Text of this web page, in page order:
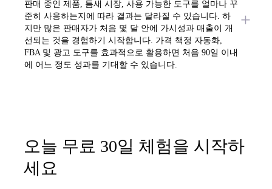
판매 중인 제품, 틈새 시장, 사용 가능한 도구를 얼마나 꾸
준히 사용하는지에 따라 결과는 달라질 수 있습니다. 하
지만 많은 판매자가 처음 몇 달 안에 가시성과 매출이 개
선되는 것을 경험하기 시작합니다. 가격 책정 자동화,
FBA 및 광고 도구를 효과적으로 활용하면 처음 90일 이내
에 어느 정도 성과를 기대할 수 있습니다.
오늘 무료 30일 체험을 시작하
세요